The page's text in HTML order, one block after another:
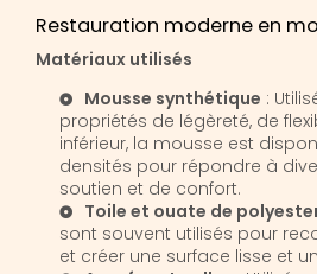
Restauration moderne en
Matériaux utilisés
Mousse synthétique :
propriétés de légèreté, de
inférieur, la mousse est
densités pour répondre à
soutien et de confort.
Toile et ouate de
sont souvent utilisés pour
et créer une surface lisse et